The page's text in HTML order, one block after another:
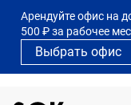
Арендуйте офис на
500 ₽ за рабочее
Выбрать офис